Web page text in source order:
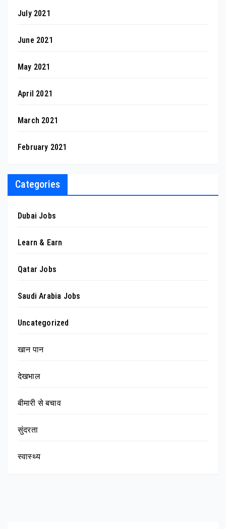
July 2021
June 2021
May 2021
April 2021
March 2021
February 2021
Categories
Dubai Jobs
Learn & Earn
Qatar Jobs
Saudi Arabia Jobs
Uncategorized
खान पान
देखभाल
बीमारी से बचाव
सुंदरता
स्वास्थ्य